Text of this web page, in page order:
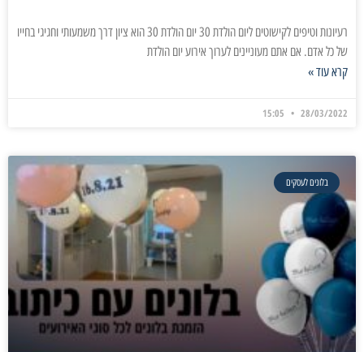
רעיונות וטיפים לקישוטים ליום הולדת 30 יום הולדת 30 הוא ציון דרך משמעותי וחגיגי בחייו
של כל אדם. אם אתם מעוניינים לערוך אירוע יום הולדת
קרא עוד »
28/03/2022
בלונים לעסקים